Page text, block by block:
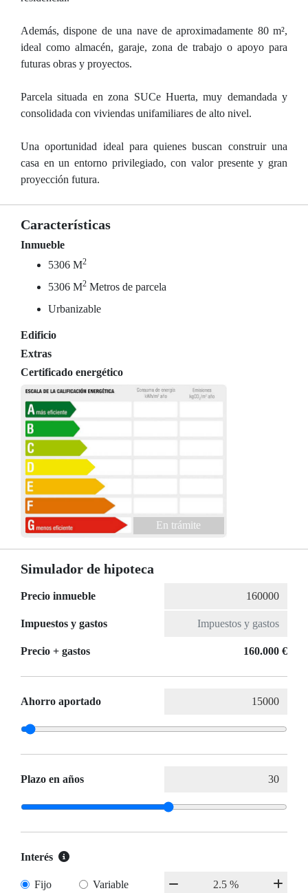
Además, dispone de una nave de aproximadamente 80 m²,
ideal como almacén, garaje, zona de trabajo o apoyo para
futuras obras y proyectos.
Parcela situada en zona SUCe Huerta, muy demandada y
consolidada con viviendas unifamiliares de alto nivel.
Una oportunidad ideal para quienes buscan construir una
casa en un entorno privilegiado, con valor presente y gran
proyección futura.
Características
Inmueble
5306 M2
5306 M2 Metros de parcela
Urbanizable
Edificio
Extras
Certificado energético
En trámite
Simulador de hipoteca
Precio inmueble
Impuestos y gastos
Precio + gastos 160.000 €
Ahorro aportado
Plazo en años
Interés
Fijo Variable